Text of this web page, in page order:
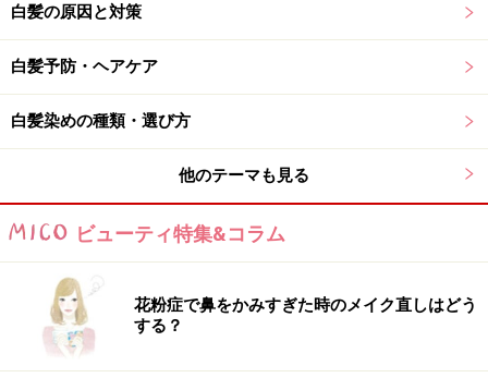
白髪の原因と対策
白髪予防・ヘアケア
白髪染めの種類・選び方
他のテーマも見る
ビューティ特集&コラム
花粉症で鼻をかみすぎた時のメイク直しはどう
する？